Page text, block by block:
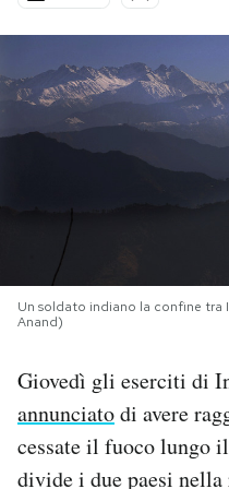
NEWSLETTER
SHOP
CALENDARIO
Area Personale
Newsletter
Un soldato indiano la confine tra
Anand)
Giovedì gli eserciti di
annunciatodi avere
cessate il fuoco lungo
divide i due paesi